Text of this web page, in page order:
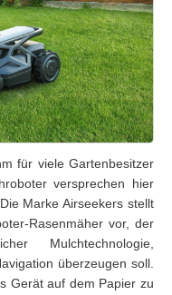
für viele Gartenbesitzer
versprechen hier
Marke Airseekers stellt
Rasenmäher vor, der
Mulchtechnologie,
überzeugen soll.
Gerät auf dem Papier zu